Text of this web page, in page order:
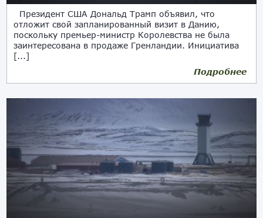
Президент США Дональд Трамп объявил, что
отложит свой запланированный визит в Данию,
поскольку премьер-министр Королевства не была
заинтересована в продаже Гренландии. Инициатива
[...]
Подробнее